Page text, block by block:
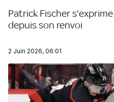
Patrick Fischer
depuis son renvoi
2 Juin 2026, 06:01